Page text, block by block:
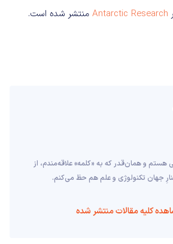
Antarctic Research منتشر شده است.
و همان‌قدر که به «کلمه» علاقه‌مندم، از
جهان تکنولوژی و علم هم حظ می‌کنم.
کلیه مقالات منتشر شده